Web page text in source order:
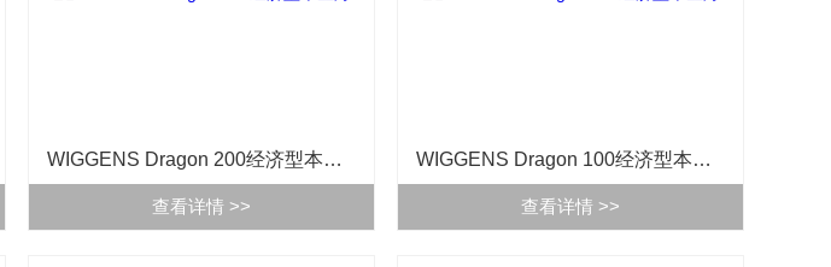
WIGGENS Dragon 200经济型本生灯
查看详情 >>
WIGGENS Dragon 100经济型本生灯
查看详情 >>